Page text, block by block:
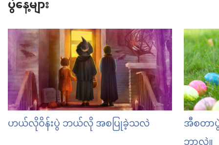
ပွဲနေ့များ
ဟယ်လိုဝိန်းပွဲ ဘယ်လို အစပြုခဲ့သလဲ
အီစတာ